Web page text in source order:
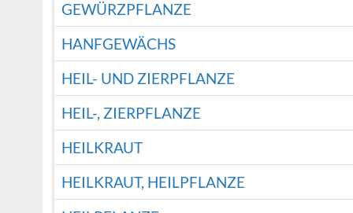
GEWÜRZPFLANZE
HANFGEWÄCHS
HEIL- UND ZIERPFLANZE
HEIL-, ZIERPFLANZE
HEILKRAUT
HEILKRAUT, HEILPFLANZE